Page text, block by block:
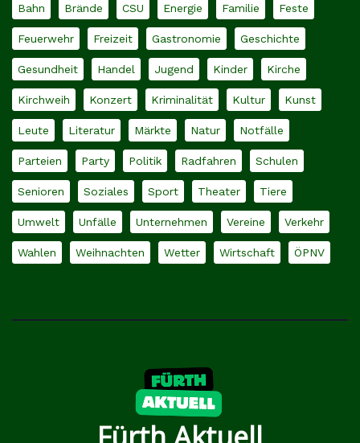
Bahn Brände CSU Energie Familie Feste
Feuerwehr Freizeit Gastronomie Geschichte
Gesundheit Handel Jugend Kinder Kirche
Kirchweih Konzert Kriminalität Kultur Kunst
Leute Literatur Märkte Natur Notfälle
Parteien Party Politik Radfahren Schulen
Senioren Soziales Sport Theater Tiere
Umwelt Unfälle Unternehmen Vereine Verkehr
Wahlen Weihnachten Wetter Wirtschaft ÖPNV